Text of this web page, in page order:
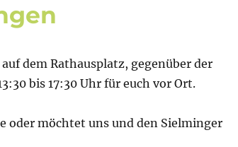
dem Rathausplatz, gegenüber der
bis 17:30 Uhr für euch vor Ort.
oder möchtet uns und den Sielminger